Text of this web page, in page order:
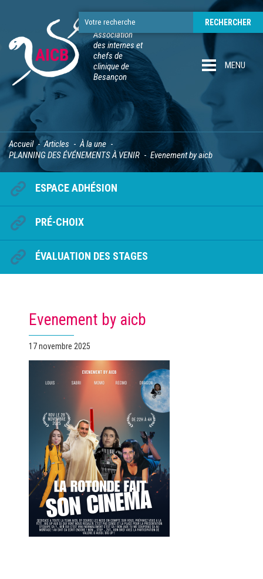
Association
des internes et
chefs de
clinique de
Besançon
MENU
Accueil Articles
À la une
PLANNING DES ÉVÉNEMENTS À VENIR
Evenement by aicb
ESPACE ADHÉSION
PRÉ-CHOIX
ÉVALUATION DES STAGES
Evenement by aicb
Publié
17 novembre 2025